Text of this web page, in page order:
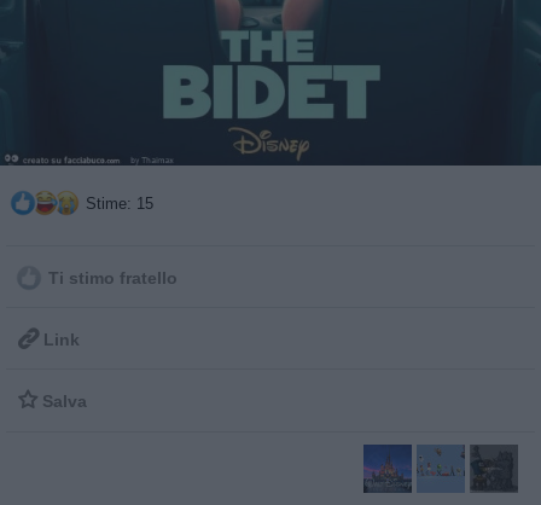
Stime: 15
Ti stimo fratello
 Link
 Salva